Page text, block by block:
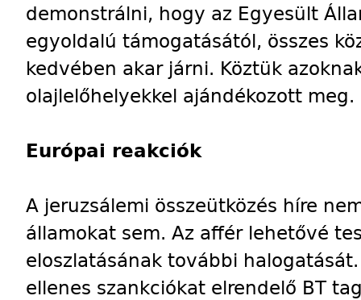
demonstrálni, hogy az Egyesült
egyoldalú támogatásától, összes
kedvében akar járni. Köztük
olajlelőhelyekkel ajándékozott meg.
Európai reakciók
A jeruzsálemi összeütközés híre
államokat sem. Az affér lehetővé
eloszlatásának további
ellenes szankciókat elrendelő BT